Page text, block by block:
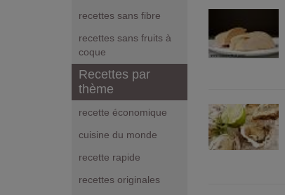
recettes sans fibre
recettes sans fruits à
coque
Recettes par
thème
recette économique
cuisine du monde
recette rapide
recettes originales